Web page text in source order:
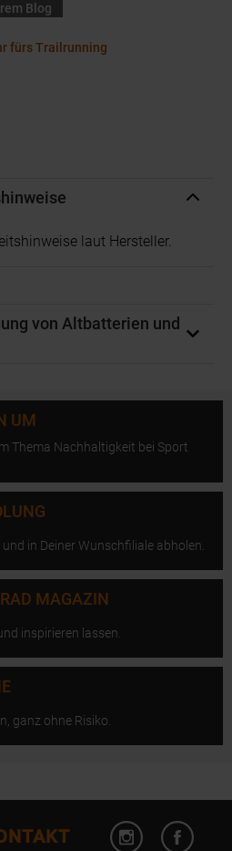
Blog
fürs Trailrunning
laut Hersteller.
von Altbatterien und
UM
Thema Nachhaltigkeit bei Sport
und in Deiner Wunschfiliale abholen.
MAGAZIN
inspirieren lassen.
ganz ohne Risiko.
Instagram